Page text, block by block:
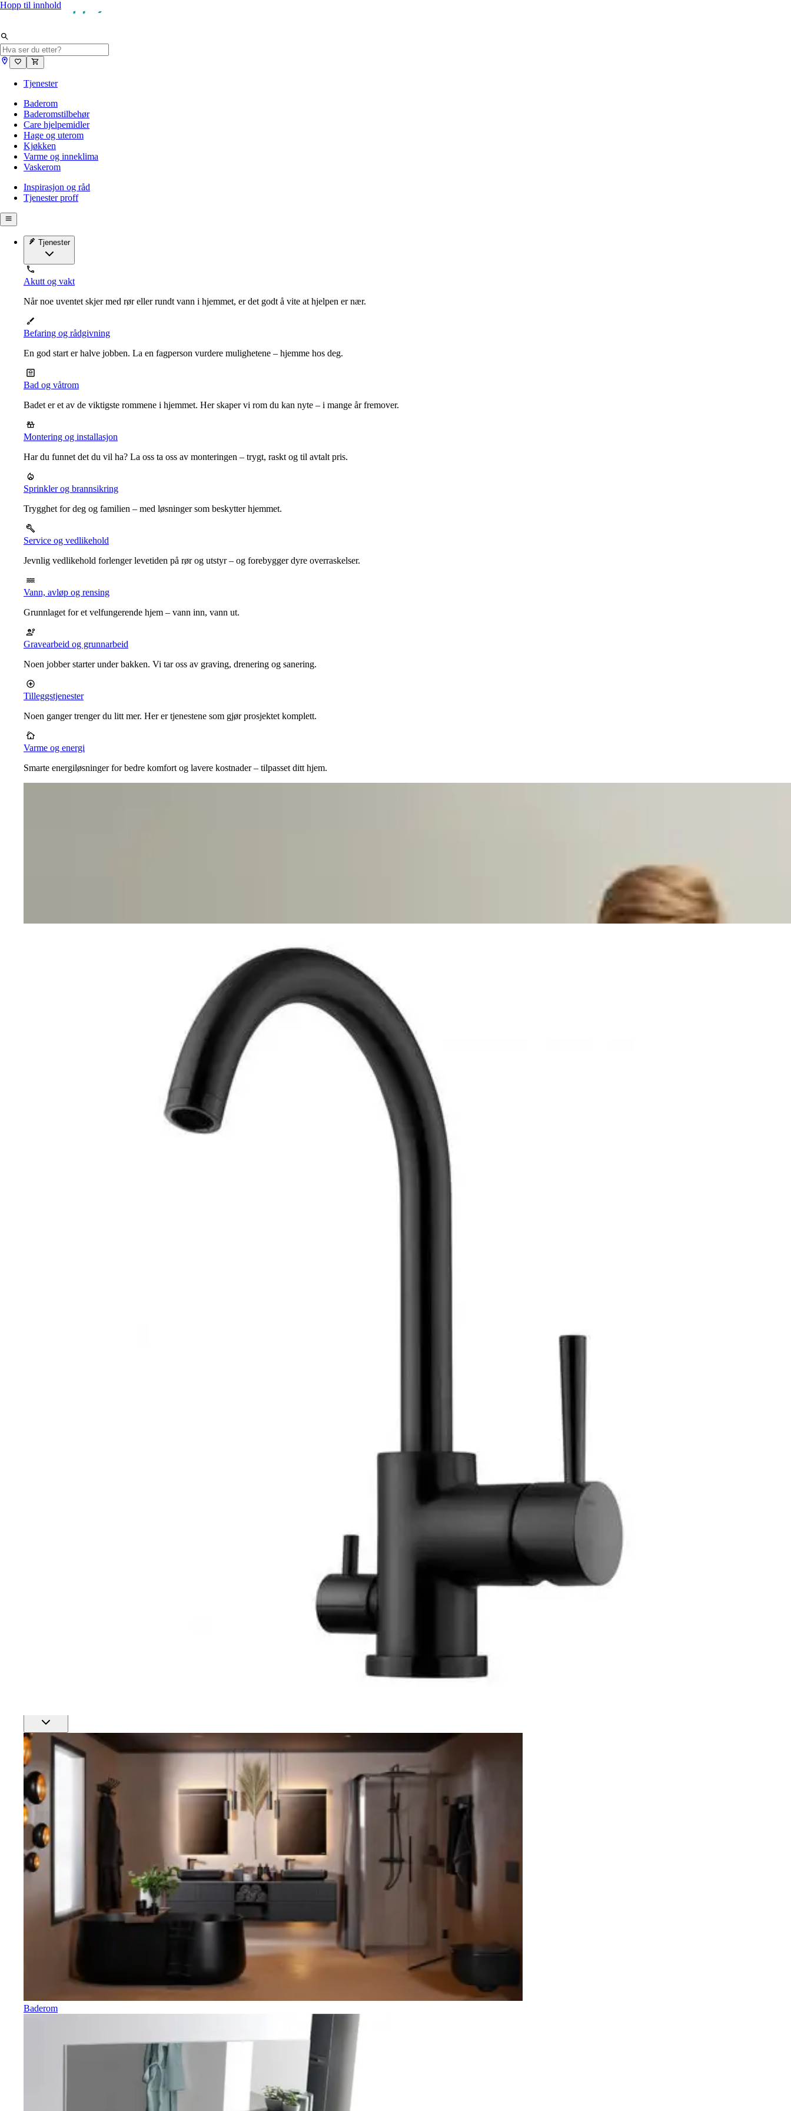
Hopp til innhold
Tjenester
Baderom
Baderomstilbehør
Care hjelpemidler
Hage og uterom
Kjøkken
Varme og inneklima
Vaskerom
Inspirasjon og råd
Tjenester proff
Tjenester
Akutt og vakt
Når noe uventet skjer med rør eller rundt vann i hjemmet, er det godt å vite at hjelpen er nær.
Befaring og rådgivning
En god start er halve jobben. La en fagperson vurdere mulighetene – hjemme hos deg.
Bad og våtrom
Badet er et av de viktigste rommene i hjemmet. Her skaper vi rom du kan nyte – i mange år fremover.
Montering og installasjon
Har du funnet det du vil ha? La oss ta oss av monteringen – trygt, raskt og til avtalt pris.
Sprinkler og brannsikring
Trygghet for deg og familien – med løsninger som beskytter hjemmet.
Service og vedlikehold
Jevnlig vedlikehold forlenger levetiden på rør og utstyr – og forebygger dyre overraskelser.
Vann, avløp og rensing
Grunnlaget for et velfungerende hjem – vann inn, vann ut.
Gravearbeid og grunnarbeid
Noen jobber starter under bakken. Vi tar oss av graving, drenering og sanering.
Tilleggstjenester
Noen ganger trenger du litt mer. Her er tjenestene som gjør prosjektet komplett.
Varme og energi
Smarte energiløsninger for bedre komfort og lavere kostnader – tilpasset ditt hjem.
Baderom